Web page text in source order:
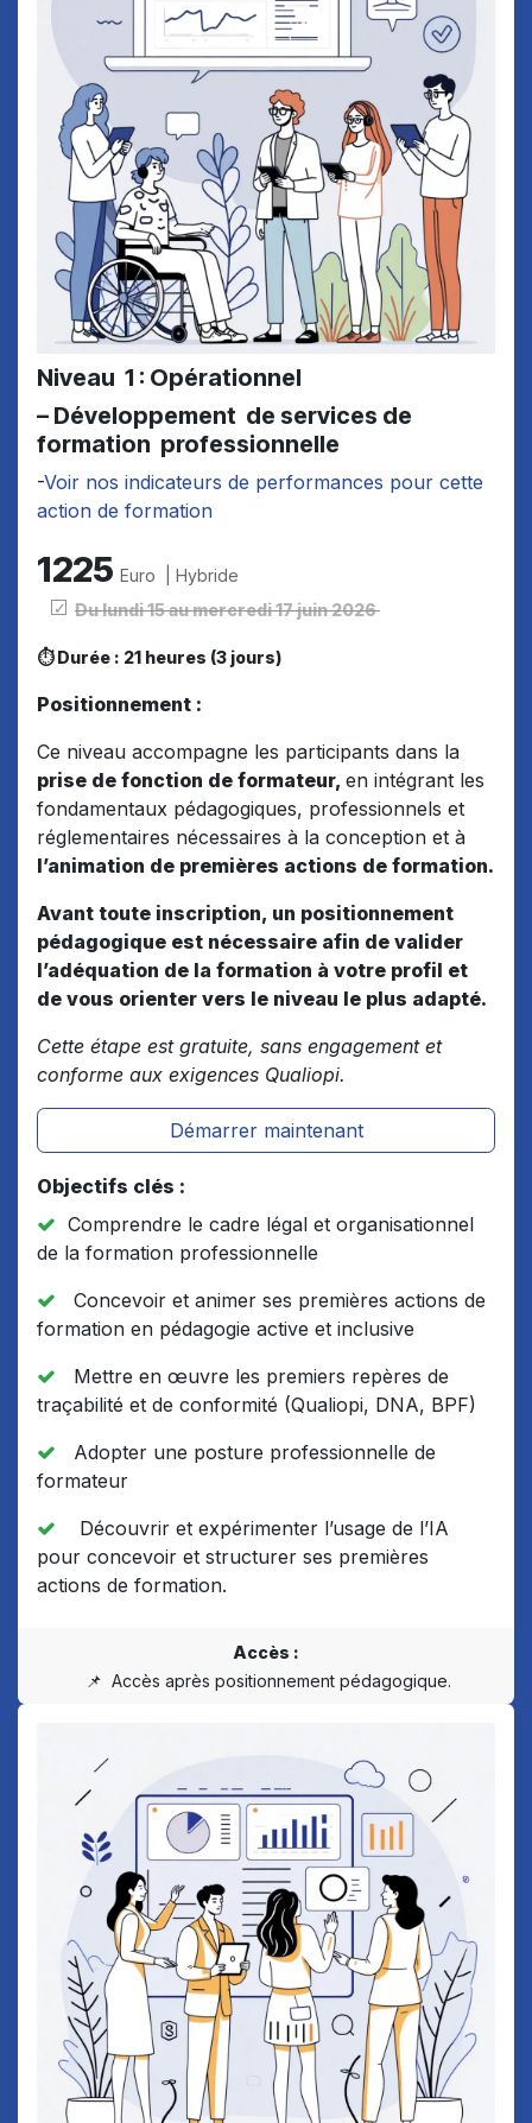
Niveau 1 : Opérationnel
– Développement de services de
formation professionnelle
-Voir nos indicateurs de performances pour cette
action de formation
1225 Euro | Hybride
Du lundi 15 au mercredi 17 juin 2026
⏱ Durée : 21 heures (3 jours)
Positionnement :
Ce niveau accompagne les participants dans la
prise de fonction de formateur, en intégrant les
fondamentaux pédagogiques, professionnels et
réglementaires nécessaires à la conception et à
l’animation de premières actions de formation.
Avant toute inscription, un positionnement
pédagogique est nécessaire afin de valider
l’adéquation de la formation à votre profil et
de vous orienter vers le niveau le plus adapté.
Cette étape est gratuite, sans engagement et
conforme aux exigences Qualiopi.
Démarrer maintenant
Objectifs clés :
Comprendre le cadre légal et organisationnel
de la formation professionnelle
Concevoir et animer ses premières actions de
formation en pédagogie active et inclusive
Mettre en œuvre les premiers repères de
traçabilité et de conformité (Qualiopi, DNA, BPF)
Adopter une posture professionnelle de
formateur
Découvrir et expérimenter l’usage de l’IA
pour concevoir et structurer ses premières
actions de formation.
Accès :
📌 Accès après positionnement pédagogique.